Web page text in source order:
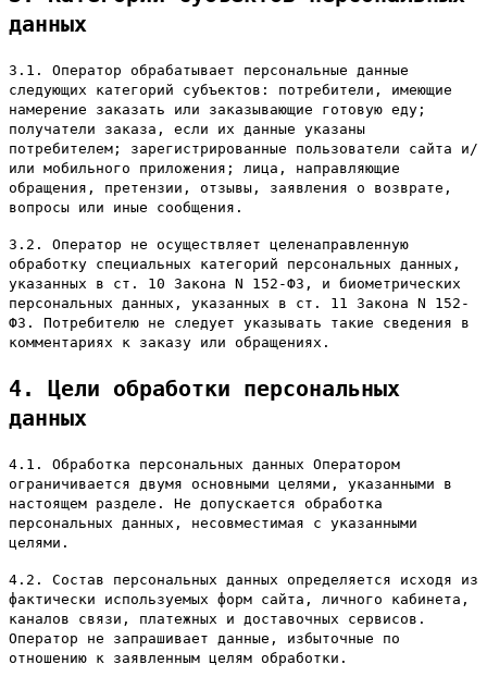
данных
3.1. Оператор обрабатывает персональные данные
следующих категорий субъектов: потребители, имеющие
намерение заказать или заказывающие готовую еду;
получатели заказа, если их данные указаны
потребителем; зарегистрированные пользователи сайта и/
или мобильного приложения; лица, направляющие
обращения, претензии, отзывы, заявления о возврате,
вопросы или иные сообщения.
3.2. Оператор не осуществляет целенаправленную
обработку специальных категорий персональных данных,
указанных в ст. 10 Закона N 152-ФЗ, и биометрических
персональных данных, указанных в ст. 11 Закона N 152-
ФЗ. Потребителю не следует указывать такие сведения в
комментариях к заказу или обращениях.
4. Цели обработки персональных
данных
4.1. Обработка персональных данных Оператором
ограничивается двумя основными целями, указанными в
настоящем разделе. Не допускается обработка
персональных данных, несовместимая с указанными
целями.
4.2. Состав персональных данных определяется исходя из
фактически используемых форм сайта, личного кабинета,
каналов связи, платежных и доставочных сервисов.
Оператор не запрашивает данные, избыточные по
отношению к заявленным целям обработки.